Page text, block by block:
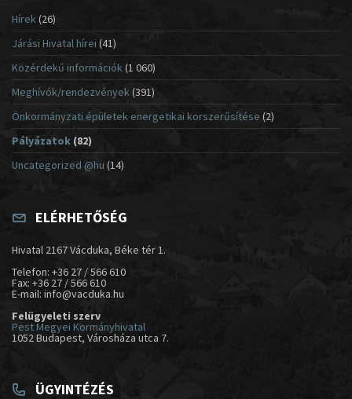
Hírek(26)
Járási Hivatal hírei (41)
Közérdekű információk(1 060)
Meghívók/rendezvények (391)
Önkormányzati épületek energetikai korszerűsítése (2)
Pályázatok (82)
Uncategorized @hu (14)
ELÉRHETŐSÉG
Hivatal 2167 Vácduka, Béke tér 1.
Telefon: +36 27 / 566 610
Fax: +36 27 / 566 610
E-mail: info@vacduka.hu
Felügyeleti szerv
Pest Megyei Kormányhivatal
1052 Budapest, Városháza utca 7.
ÜGYINTÉZÉS